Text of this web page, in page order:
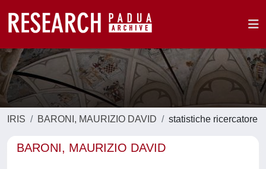
IRIS BARONI, MAURIZIO DAVID statistiche ricercatore
BARONI, MAURIZIO DAVID